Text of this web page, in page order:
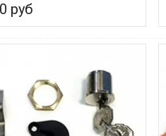
руб